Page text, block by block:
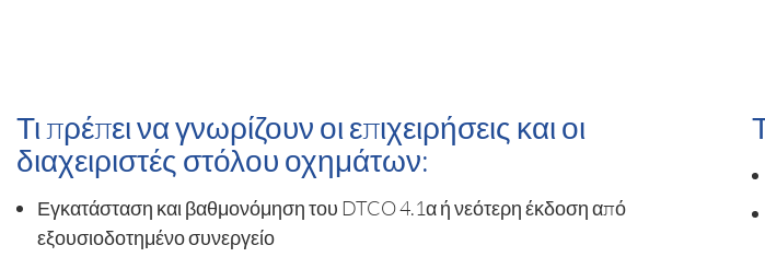
Τι πρέπει να γνωρίζουν οι επιχειρήσεις και οι
διαχειριστές στόλου οχημάτων:
Εγκατάσταση και βαθμονόμηση του DTCO 4.1α ή νεότερη έκδοση από
εξουσιοδοτημένο συνεργείο